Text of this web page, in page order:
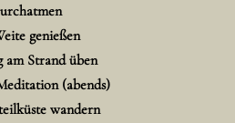
genießen
am Strand üben
(abends)
wandern